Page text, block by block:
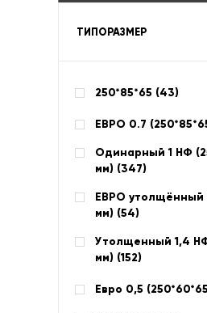
ТИПОРАЗМЕР
250*85*65 (43)
ЕВРО 0.7
Одинарный 1 НФ
мм) (347)
ЕВРО утолщённый
мм) (54)
Утолщенный 1,4
мм) (152)
Евро 0,5